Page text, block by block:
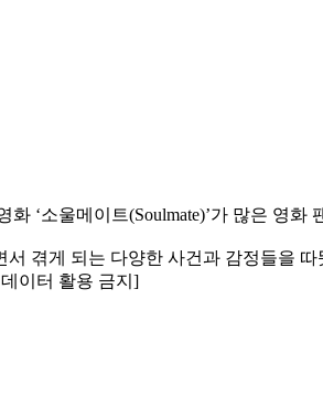
‘소울메이트(Soulmate)’가 많은 영화
겪게 되는 다양한 사건과 감정들을
이터 활용 금지]